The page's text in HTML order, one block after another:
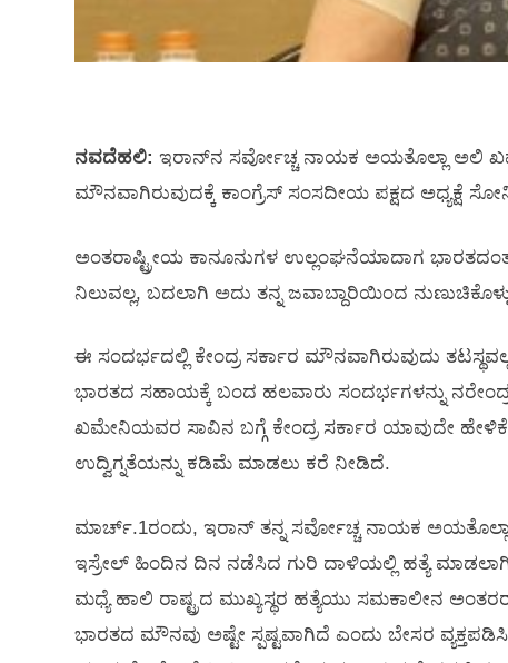
ನವದೆಹಲಿ: ಇರಾನ್‍ನ ಸರ್ವೋಚ್ಚ ನಾಯಕ ಅಯತೊಲ್ಲಾ ಅಲಿ
ಮೌನವಾಗಿರುವುದಕ್ಕೆ ಕಾಂಗ್ರೆಸ್ ಸಂಸದೀಯ ಪಕ್ಷದ ಅಧ್ಯಕ್ಷೆ
ಅಂತರಾಷ್ಟ್ರೀಯ ಕಾನೂನುಗಳ ಉಲ್ಲಂಘನೆಯಾದಾಗ
ನಿಲುವಲ್ಲ, ಬದಲಾಗಿ ಅದು ತನ್ನ ಜವಾಬ್ದಾರಿಯಿಂದ
ಈ ಸಂದರ್ಭದಲ್ಲಿ ಕೇಂದ್ರ ಸರ್ಕಾರ ಮೌನವಾಗಿರುವುದು
ಭಾರತದ ಸಹಾಯಕ್ಕೆ ಬಂದ ಹಲವಾರು ಸಂದರ್ಭಗಳನ್ನು
ಖಮೇನಿಯವರ ಸಾವಿನ ಬಗ್ಗೆ ಕೇಂದ್ರ ಸರ್ಕಾರ ಯಾವುದೇ ಹೇಳಿಕೆ
ಉದ್ವಿಗ್ನತೆಯನ್ನು ಕಡಿಮೆ ಮಾಡಲು ಕರೆ ನೀಡಿದೆ.
ಮಾರ್ಚ್.1ರಂದು, ಇರಾನ್ ತನ್ನ ಸರ್ವೋಚ್ಚ ನಾಯಕ
ಇಸ್ರೇಲ್ ಹಿಂದಿನ ದಿನ ನಡೆಸಿದ ಗುರಿ ದಾಳಿಯಲ್ಲಿ ಹತ್ಯೆ
ಮಧ್ಯೆ ಹಾಲಿ ರಾಷ್ಟ್ರದ ಮುಖ್ಯಸ್ಥರ ಹತ್ಯೆಯು ಸಮಕಾಲೀನ
ಭಾರತದ ಮೌನವು ಅಷ್ಟೇ ಸ್ಪಷ್ಟವಾಗಿದೆ ಎಂದು ಬೇಸರ